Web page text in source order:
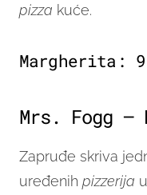
pizza kuće.
Margherita:
Mrs. Fogg –
Zapruđe skriva
uređenih pizzerija